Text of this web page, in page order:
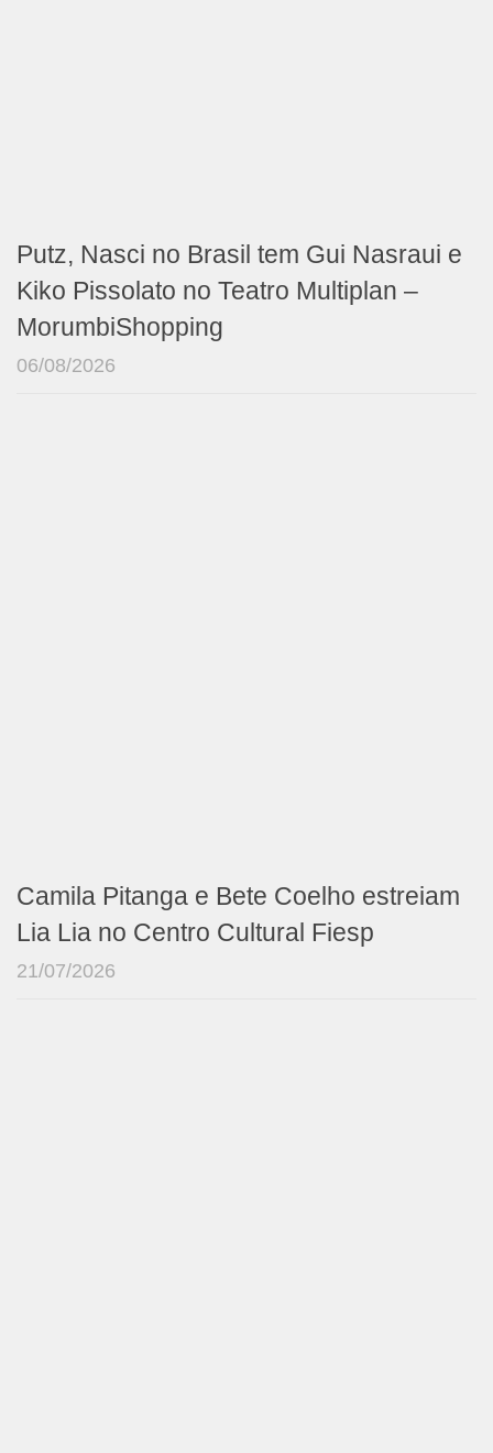
Putz, Nasci no Brasil tem Gui Nasraui e
Kiko Pissolato no Teatro Multiplan –
MorumbiShopping
06/08/2026
Camila Pitanga e Bete Coelho estreiam
Lia Lia no Centro Cultural Fiesp
21/07/2026